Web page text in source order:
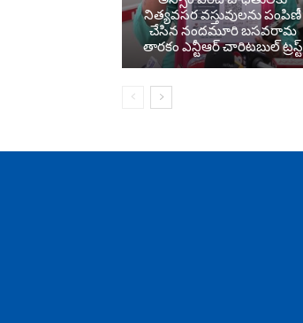
నిత్యవసర వస్తువులను పంపిణీ
చేసిన నందమూరి బసవరామ
తారకం ఎన్టీఆర్ చారిటబుల్ ట్రస్ట్